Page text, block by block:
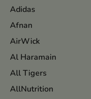
Adidas
Afnan
AirWick
Al Haramain
All Tigers
AllNutrition